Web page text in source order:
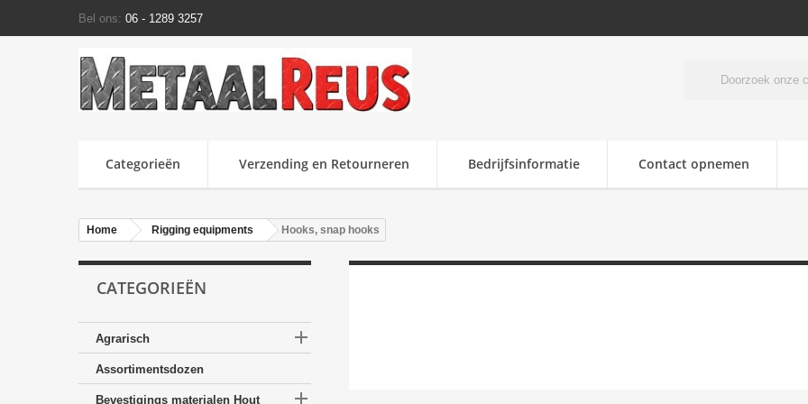
Bel ons: 06 - 1289 3257
Categorieën Verzending en Retourneren Bedrijfsinformatie Contact opnemen
Home Rigging equipments Hooks, snap hooks
CATEGORIEËN
Agrarisch 
Assortimentsdozen
Bevestigings materialen Hout 